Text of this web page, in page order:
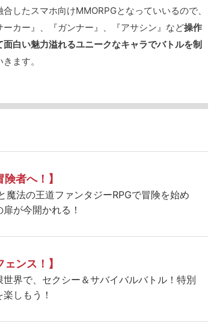
合したスマホ向けMMORPGとなっていいるので、
ーカー』、『ガンナー』、『アサシン』など操作
面白い魅力溢れるユニークなキャラでバトルを制
ます。
者へ！】
魔法の王道ファンタジーRPGで冒険を始め
が今開かれる！
ンス！】
世界で、セクシー＆サバイバルバトル！特別
しもう！